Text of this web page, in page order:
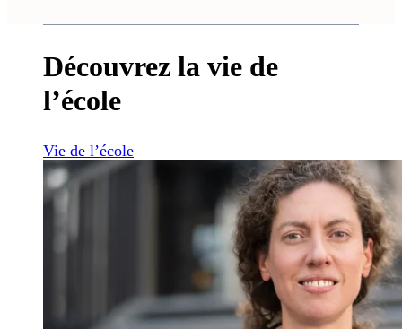
Découvrez la vie de
l’école
Vie de l’école